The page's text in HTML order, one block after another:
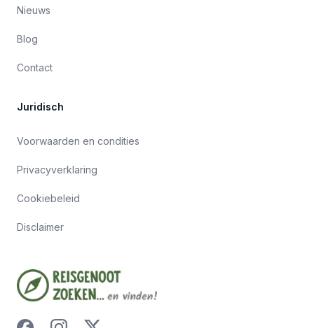
Nieuws
Blog
Contact
Juridisch
Voorwaarden en condities
Privacyverklaring
Cookiebeleid
Disclaimer